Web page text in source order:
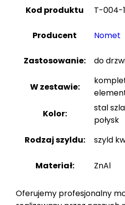
Kod produktu T-004-
Producent Nomet
Zastosowanie: do
W zestawie:
Kolor:
stal
połysk
Rodzaj szyldu:
szyld
Materiał: ZnAl
Oferujemy profesjonalny